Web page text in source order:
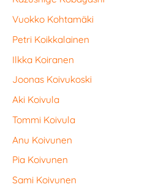
Vuokko Kohtamäki
Petri Koikkalainen
Ilkka Koiranen
Joonas Koivukoski
Aki Koivula
Tommi Koivula
Anu Koivunen
Pia Koivunen
Sami Koivunen